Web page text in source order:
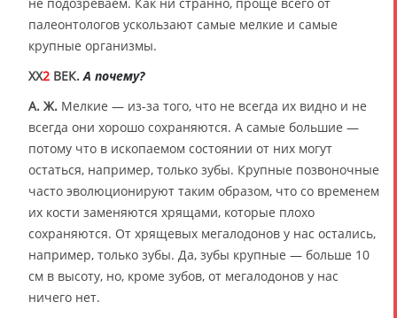
палеонтологов ускользают самые мелкие и самые
крупные организмы.
XX2 ВЕК. А почему?
А. Ж. Мелкие — из-за того, что не всегда их видно и не
всегда они хорошо сохраняются. А самые большие —
потому что в ископаемом состоянии от них могут
остаться, например, только зубы. Крупные позвоночные
часто эволюционируют таким образом, что со временем
их кости заменяются хрящами, которые плохо
сохраняются. От хрящевых мегалодонов у нас остались,
например, только зубы. Да, зубы крупные — больше 10
см в высоту, но, кроме зубов, от мегалодонов у нас
ничего нет.